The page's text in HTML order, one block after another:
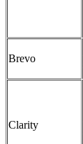
Brevo
Clarity